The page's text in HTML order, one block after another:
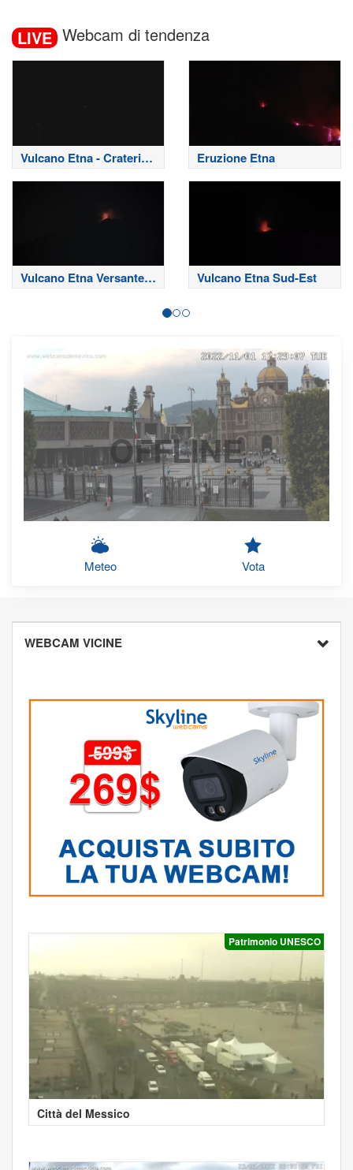
LIVE Webcam di tendenza
Vulcano Etna - Crateri
Sommitali
Eruzione Etna
Vulcano Etna Versante
Nord
Vulcano Etna Sud-Est
OFFLINE
Meteo Vota
WEBCAM VICINE
Patrimonio UNESCO
Città del Messico